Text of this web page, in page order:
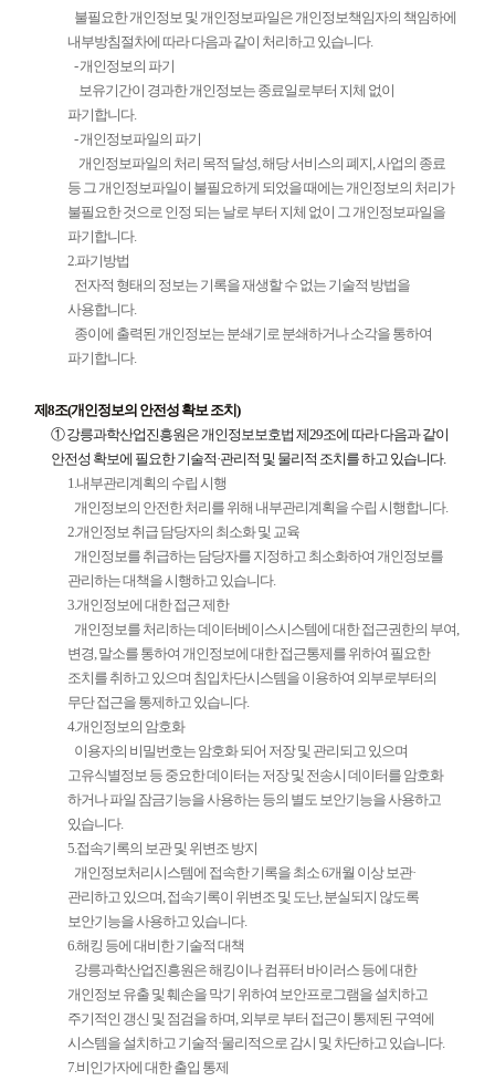
불필요한 개인정보 및 개인정보파일은 개인정보책임자의 책임하에
내부방침절차에 따라 다음과 같이 처리하고 있습니다.
- 개인정보의 파기
보유기간이 경과한 개인정보는 종료일로부터 지체 없이
파기합니다.
- 개인정보파일의 파기
개인정보파일의 처리 목적 달성, 해당 서비스의 폐지, 사업의 종료
등 그 개인정보파일이 불필요하게 되었을 때에는 개인정보의 처리가
불필요한 것으로 인정 되는 날로 부터 지체 없이 그 개인정보파일을
파기합니다.
2.파기방법
전자적 형태의 정보는 기록을 재생할 수 없는 기술적 방법을
사용합니다.
종이에 출력된 개인정보는 분쇄기로 분쇄하거나 소각을 통하여
파기합니다.
제8조(개인정보의 안전성 확보 조치)
① 강릉과학산업진흥원은 개인정보보호법 제29조에 따라 다음과 같이
안전성 확보에 필요한 기술적·관리적 및 물리적 조치를 하고 있습니다.
1.내부관리계획의 수립 시행
개인정보의 안전한 처리를 위해 내부관리계획을 수립 시행합니다.
2.개인정보 취급 담당자의 최소화 및 교육
개인정보를 취급하는 담당자를 지정하고 최소화하여 개인정보를
관리하는 대책을 시행하고 있습니다.
3.개인정보에 대한 접근 제한
개인정보를 처리하는 데이터베이스시스템에 대한 접근권한의 부여,
변경, 말소를 통하여 개인정보에 대한 접근통제를 위하여 필요한
조치를 취하고 있으며 침입차단시스템을 이용하여 외부로부터의
무단 접근을 통제하고 있습니다.
4.개인정보의 암호화
이용자의 비밀번호는 암호화 되어 저장 및 관리되고 있으며
고유식별정보 등 중요한 데이터는 저장 및 전송시 데이터를 암호화
하거나 파일 잠금기능을 사용하는 등의 별도 보안기능을 사용하고
있습니다.
5.접속기록의 보관 및 위변조 방지
개인정보처리시스템에 접속한 기록을 최소 6개월 이상 보관·
관리하고 있으며, 접속기록이 위변조 및 도난, 분실되지 않도록
보안기능을 사용하고 있습니다.
6.해킹 등에 대비한 기술적 대책
강릉과학산업진흥원은 해킹이나 컴퓨터 바이러스 등에 대한
개인정보 유출 및 훼손을 막기 위하여 보안프로그램을 설치하고
주기적인 갱신 및 점검을 하며, 외부로 부터 접근이 통제된 구역에
시스템을 설치하고 기술적·물리적으로 감시 및 차단하고 있습니다.
7.비인가자에 대한 출입 통제